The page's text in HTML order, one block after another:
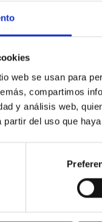
web se usan para
compartimos
y análisis web,
partir del uso que